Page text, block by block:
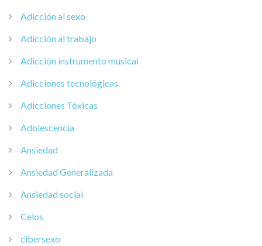
Adicción al sexo
Adicción al trabajo
Adicción instrumento musical
Adicciones tecnológicas
Adicciones Tóxicas
Adolescencia
Ansiedad
Ansiedad Generalizada
Ansiedad social
Celos
cibersexo